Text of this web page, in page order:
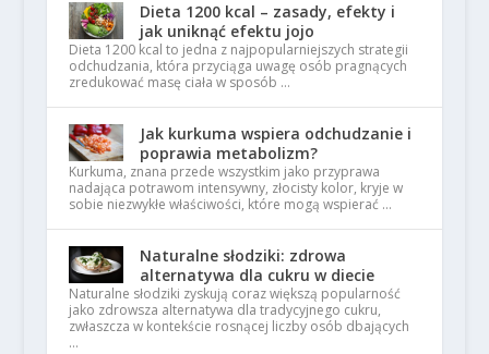
Dieta 1200 kcal – zasady, efekty i
jak uniknąć efektu jojo
Dieta 1200 kcal to jedna z najpopularniejszych strategii
odchudzania, która przyciąga uwagę osób pragnących
zredukować masę ciała w sposób …
Jak kurkuma wspiera odchudzanie i
poprawia metabolizm?
Kurkuma, znana przede wszystkim jako przyprawa
nadająca potrawom intensywny, złocisty kolor, kryje w
sobie niezwykłe właściwości, które mogą wspierać …
Naturalne słodziki: zdrowa
alternatywa dla cukru w diecie
Naturalne słodziki zyskują coraz większą popularność
jako zdrowsza alternatywa dla tradycyjnego cukru,
zwłaszcza w kontekście rosnącej liczby osób dbających
…